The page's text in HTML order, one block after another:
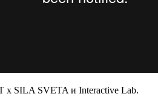
x SILA SVETA и Interactive Lab.